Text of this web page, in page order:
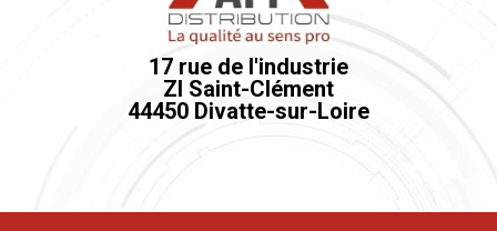
17 rue de l'industrie
ZI Saint-Clément
44450 Divatte-sur-Loire